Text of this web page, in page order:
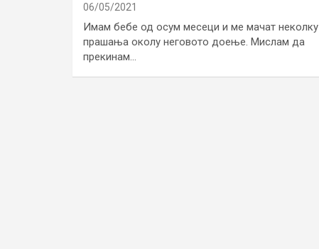
06/05/2021
Имам бебе од осум месеци и ме мачат неколку
прашања околу неговото доење. Мислам да
прекинам…